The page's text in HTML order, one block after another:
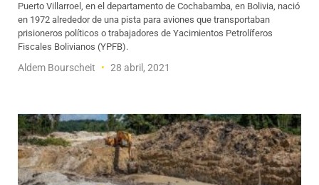
Puerto Villarroel, en el departamento de Cochabamba, en Bolivia, nació
en 1972 alrededor de una pista para aviones que transportaban
prisioneros políticos o trabajadores de Yacimientos Petrolíferos
Fiscales Bolivianos (YPFB).
Aldem Bourscheit 28 abril, 2021